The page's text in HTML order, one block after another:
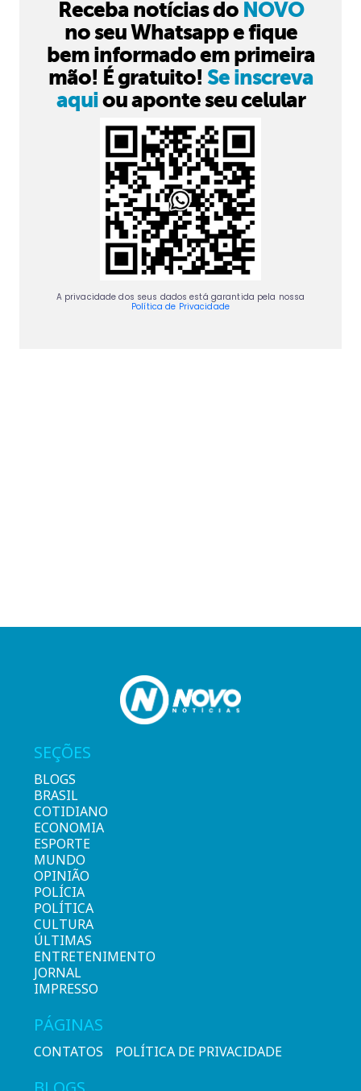
Receba notícias do NOVO
no seu Whatsapp e fique
bem informado em primeira
mão! É gratuito! Se inscreva
aquiou aponte seu celular
A privacidade dos seus dados está garantida pela nossa
Política de Privacidade
SEÇÕES
BLOGS
BRASIL
COTIDIANO
ECONOMIA
ESPORTE
MUNDO
OPINIÃO
POLÍCIA
POLÍTICA
CULTURA
ÚLTIMAS
ENTRETENIMENTO
JORNAL
IMPRESSO
PÁGINAS
CONTATOS POLÍTICA DE PRIVACIDADE